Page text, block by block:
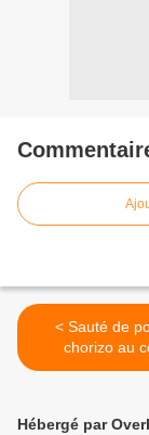
< Sauté de poulet au
chorizo au
Hébergé par